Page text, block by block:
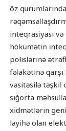
öz
inteqrasiyası
hökumətin
polislərinə
fəlakətinə
vasitəsilə təşkil
sığorta
xidmətlərin
layihə olan